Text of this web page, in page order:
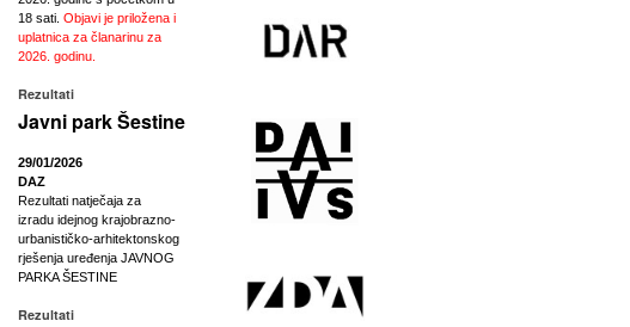
18 sati. Objavi je priložena i
uplatnica za članarinu za
2026. godinu.
Rezultati
Javni park Šestine
29/01/2026
DAZ
Rezultati natječaja za
izradu idejnog krajobrazno-
urbanističko-arhitektonskog
rješenja uređenja JAVNOG
PARKA ŠESTINE
Rezultati